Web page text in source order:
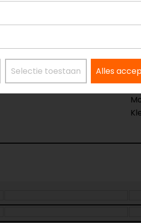
met ons op of kom langs in
bekijken & passen en staan
Selectie toestaan Alles